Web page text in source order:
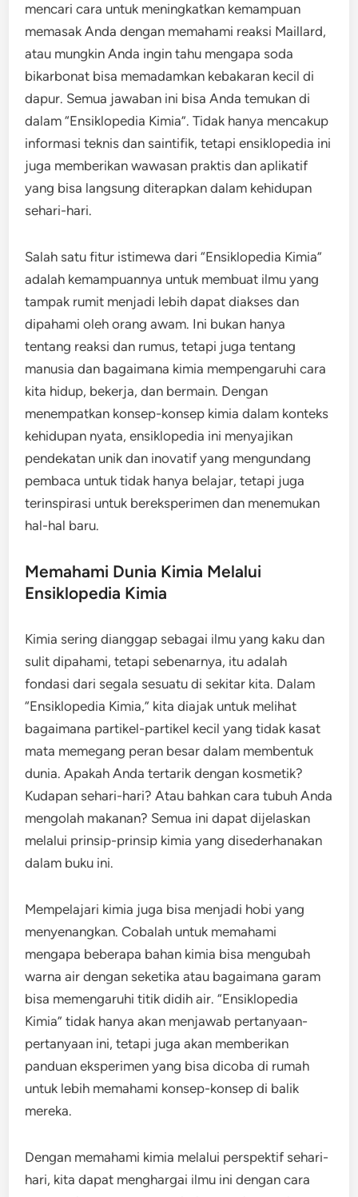
mencari cara untuk meningkatkan kemampuan
memasak Anda dengan memahami reaksi Maillard,
atau mungkin Anda ingin tahu mengapa soda
bikarbonat bisa memadamkan kebakaran kecil di
dapur. Semua jawaban ini bisa Anda temukan di
dalam “Ensiklopedia Kimia”. Tidak hanya mencakup
informasi teknis dan saintifik, tetapi ensiklopedia ini
juga memberikan wawasan praktis dan aplikatif
yang bisa langsung diterapkan dalam kehidupan
sehari-hari.
Salah satu fitur istimewa dari “Ensiklopedia Kimia”
adalah kemampuannya untuk membuat ilmu yang
tampak rumit menjadi lebih dapat diakses dan
dipahami oleh orang awam. Ini bukan hanya
tentang reaksi dan rumus, tetapi juga tentang
manusia dan bagaimana kimia mempengaruhi cara
kita hidup, bekerja, dan bermain. Dengan
menempatkan konsep-konsep kimia dalam konteks
kehidupan nyata, ensiklopedia ini menyajikan
pendekatan unik dan inovatif yang mengundang
pembaca untuk tidak hanya belajar, tetapi juga
terinspirasi untuk bereksperimen dan menemukan
hal-hal baru.
Memahami Dunia Kimia Melalui
Ensiklopedia Kimia
Kimia sering dianggap sebagai ilmu yang kaku dan
sulit dipahami, tetapi sebenarnya, itu adalah
fondasi dari segala sesuatu di sekitar kita. Dalam
“Ensiklopedia Kimia,” kita diajak untuk melihat
bagaimana partikel-partikel kecil yang tidak kasat
mata memegang peran besar dalam membentuk
dunia. Apakah Anda tertarik dengan kosmetik?
Kudapan sehari-hari? Atau bahkan cara tubuh Anda
mengolah makanan? Semua ini dapat dijelaskan
melalui prinsip-prinsip kimia yang disederhanakan
dalam buku ini.
Mempelajari kimia juga bisa menjadi hobi yang
menyenangkan. Cobalah untuk memahami
mengapa beberapa bahan kimia bisa mengubah
warna air dengan seketika atau bagaimana garam
bisa memengaruhi titik didih air. “Ensiklopedia
Kimia” tidak hanya akan menjawab pertanyaan-
pertanyaan ini, tetapi juga akan memberikan
panduan eksperimen yang bisa dicoba di rumah
untuk lebih memahami konsep-konsep di balik
mereka.
Dengan memahami kimia melalui perspektif sehari-
hari, kita dapat menghargai ilmu ini dengan cara